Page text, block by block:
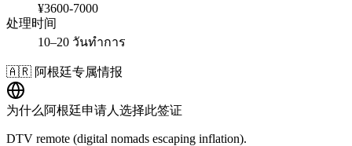
¥3600-7000
处理时间
10–20 วันทำการ
🇦🇷 阿根廷专属情报
为什么 阿根廷申请人选择此签证
DTV remote (digital nomads escaping inflation).